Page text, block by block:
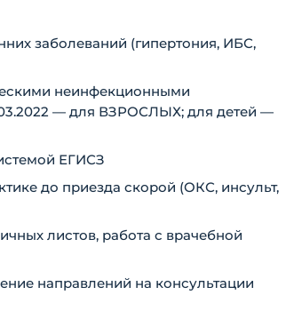
заболеваний (гипертония, ИБС,
неинфекционными
— для ВЗРОСЛЫХ; для детей —
ЕГИСЗ
до приезда скорой (ОКС, инсульт,
листов, работа с врачебной
направлений на консультации